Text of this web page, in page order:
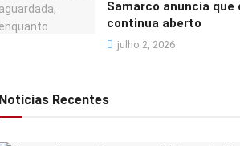
Samarco anuncia que
continua aberto
julho 2, 2026
Notícias Recentes